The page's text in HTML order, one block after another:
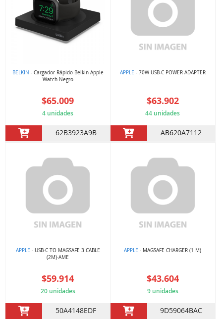
BELKIN - Cargador Rápido Belkin Apple
Watch Negro
$65.009
4 unidades
62B3923A9B
APPLE - 70W USB-C POWER ADAPTER
$63.902
44 unidades
AB620A7112
APPLE - USB-C TO MAGSAFE 3 CABLE
(2M)-AME
$59.914
20 unidades
50A4148EDF
APPLE - MAGSAFE CHARGER (1 M)
$43.604
9 unidades
9D59064BAC